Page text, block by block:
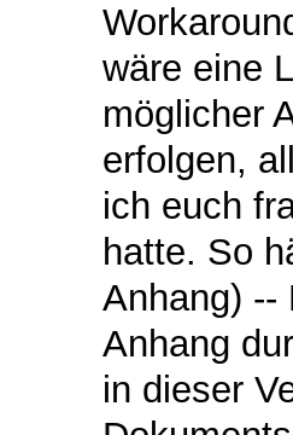
wäre eine
möglicher
erfolgen,
ich euch
hatte. So
Anhang) --
Anhang
in dieser